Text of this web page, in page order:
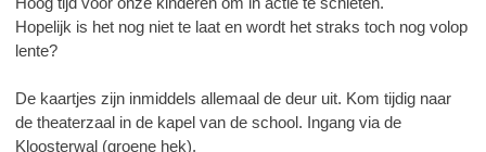
Hopelijk is het nog niet te laat en wordt het straks toch nog volop
lente?
De kaartjes zijn inmiddels allemaal de deur uit. Kom tijdig naar
de theaterzaal in de kapel van de school. Ingang via de
Kloosterwal (groene hek).